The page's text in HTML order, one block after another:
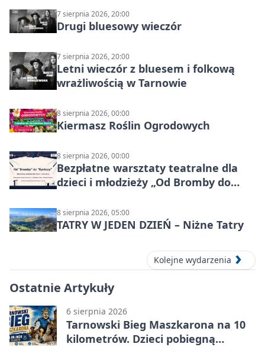
7 sierpnia 2026, 20:00
Drugi bluesowy wieczór
7 sierpnia 2026, 20:00
Letni wieczór z bluesem i folkową
wrażliwością w Tarnowie
8 sierpnia 2026, 00:00
Kiermasz Roślin Ogrodowych
8 sierpnia 2026, 00:00
Bezpłatne warsztaty teatralne dla
dzieci i młodzieży „Od Bromby do
8 sierpnia 2026, 05:00
TATRY W JEDEN DZIEŃ – Niżne Tatry
Kolejne wydarzenia
Ostatnie Artykuły
6 sierpnia 2026
Tarnowski Bieg Maszkarona na 10
kilometrów. Dzieci pobiegną